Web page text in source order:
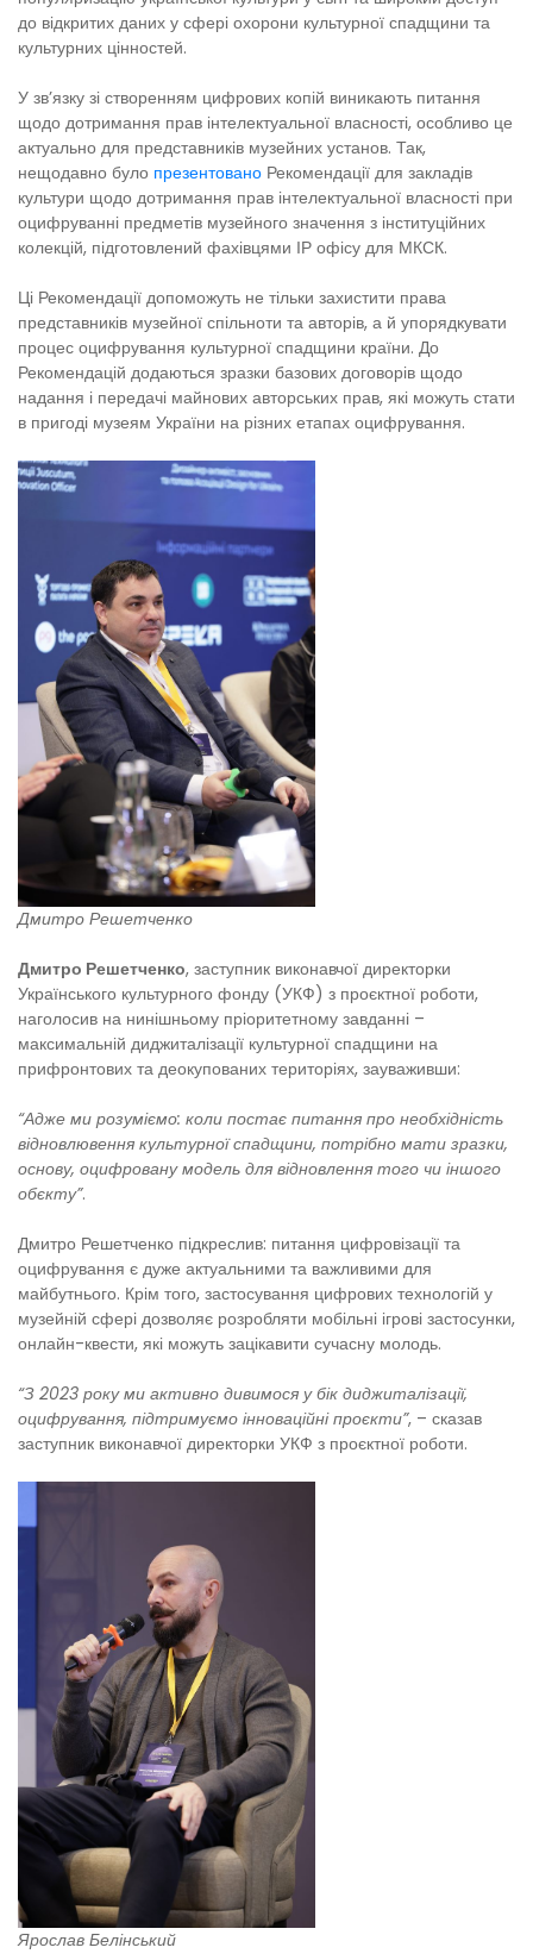
до відкритих даних у сфері охорони культурної спадщини та
культурних цінностей.
У зв’язку зі створенням цифрових копій виникають питання
щодо дотримання прав інтелектуальної власності, особливо це
актуально для представників музейних установ. Так,
нещодавно було презентовано Рекомендації для закладів
культури щодо дотримання прав інтелектуальної власності при
оцифруванні предметів музейного значення з інституційних
колекцій, підготовлений фахівцями ІР офісу для МКСК.
Ці Рекомендації допоможуть не тільки захистити права
представників музейної спільноти та авторів, а й упорядкувати
процес оцифрування культурної спадщини країни. До
Рекомендацій додаються зразки базових договорів щодо
надання і передачі майнових авторських прав, які можуть стати
в пригоді музеям України на різних етапах оцифрування.
Дмитро Решетченко
Дмитро Решетченко, заступник виконавчої директорки
Українського культурного фонду (УКФ) з проєктної роботи,
наголосив на нинішньому пріоритетному завданні –
максимальній диджиталізації культурної спадщини на
прифронтових та деокупованих територіях, зауваживши:
“Адже ми розуміємо: коли постає питання про необхідність
відновлювення культурної спадщини, потрібно мати зразки,
основу, оцифровану модель для відновлення того чи іншого
обєкту”.
Дмитро Решетченко підкреслив: питання цифровізації та
оцифрування є дуже актуальними та важливими для
майбутнього. Крім того, застосування цифрових технологій у
музейній сфері дозволяє розробляти мобільні ігрові застосунки,
онлайн-квести, які можуть зацікавити сучасну молодь.
“З 2023 року ми активно дивимося у бік диджиталізації,
оцифрування, підтримуємо інноваційні проєкти”, – сказав
заступник виконавчої директорки УКФ з проєктної роботи.
Ярослав Белінський